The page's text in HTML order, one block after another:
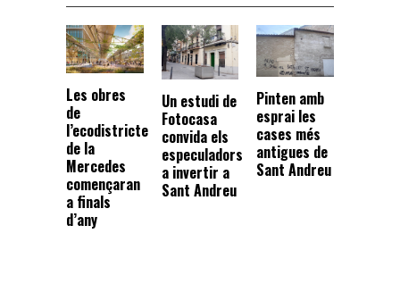
Les obres
de
l’ecodistricte
de la
Mercedes
començaran
a finals
d’any
Un estudi de
Fotocasa
convida els
especuladors
a invertir a
Sant Andreu
Pinten amb
esprai les
cases més
antigues de
Sant Andreu